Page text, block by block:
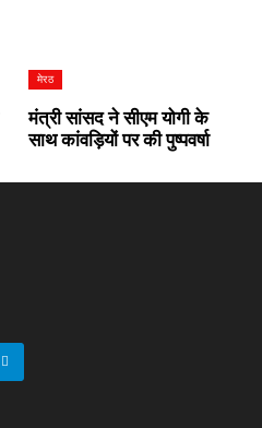
मेरठ
मंत्री सांसद ने सीएम योगी के
साथ कांवड़ियों पर की पुष्पवर्षा